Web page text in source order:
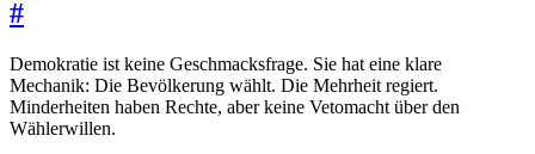
#
Demokratie ist keine Geschmacksfrage. Sie hat eine klare
Mechanik: Die Bevölkerung wählt. Die Mehrheit regiert.
Minderheiten haben Rechte, aber keine Vetomacht über den
Wählerwillen.